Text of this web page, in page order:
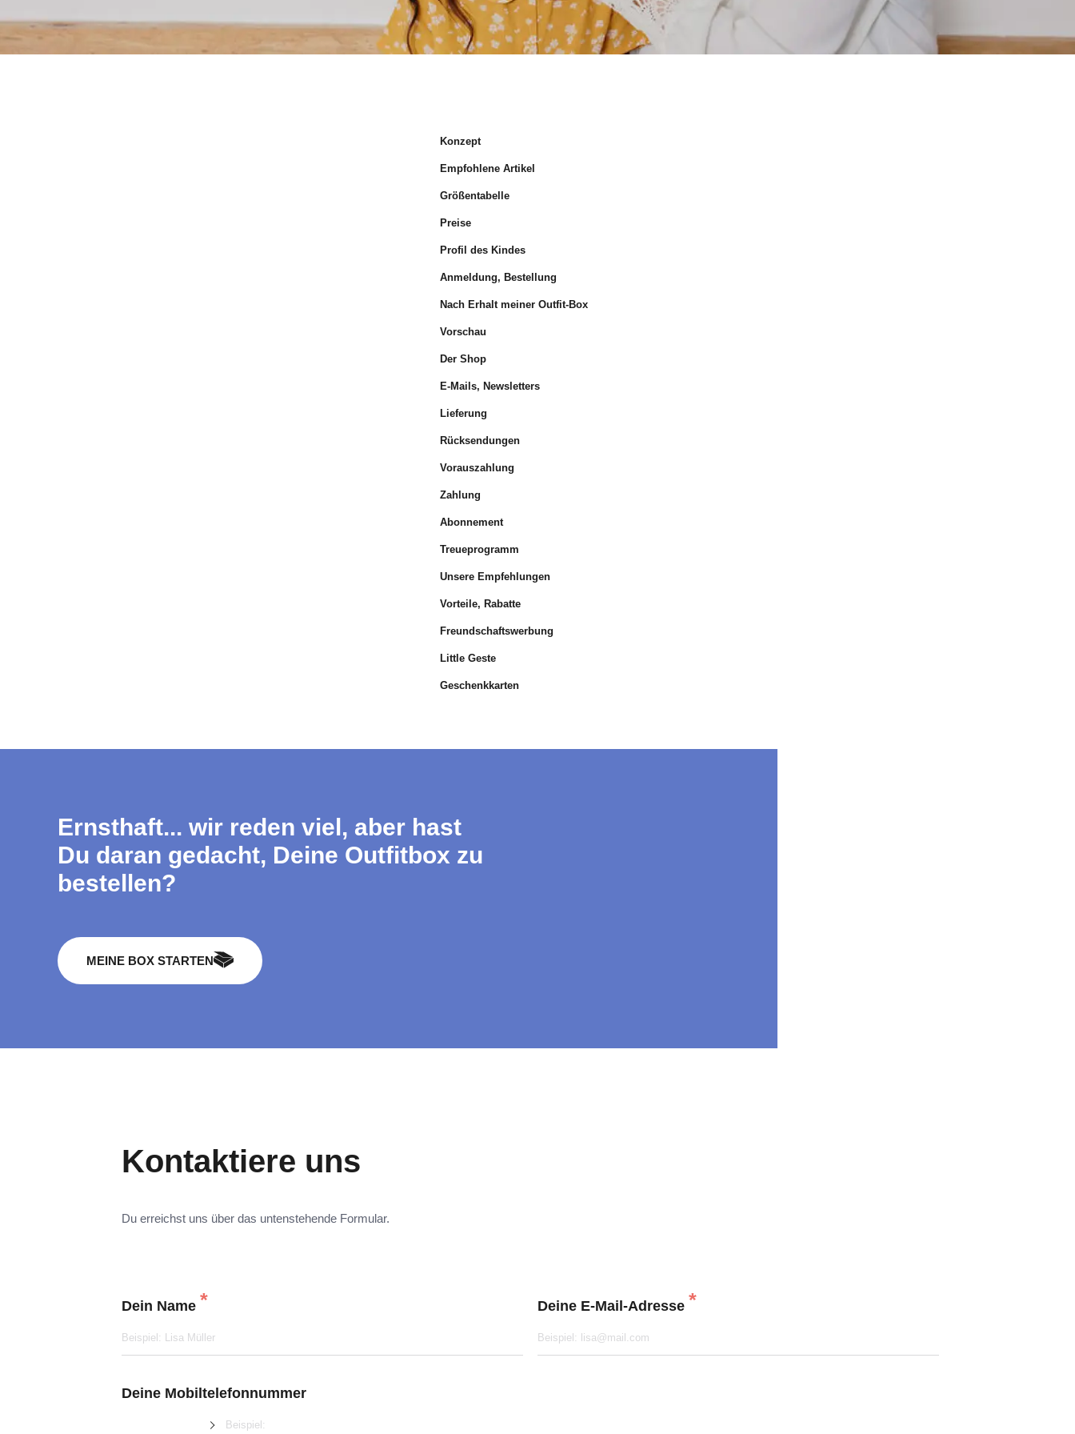
Konzept
Empfohlene Artikel
Größentabelle
Preise
Profil des Kindes
Anmeldung, Bestellung
Nach Erhalt meiner Outfit-Box
Vorschau
Der Shop
E-Mails, Newsletters
Lieferung
Rücksendungen
Vorauszahlung
Zahlung
Abonnement
Treueprogramm
Unsere Empfehlungen
Vorteile, Rabatte
Freundschaftswerbung
Little Geste
Geschenkkarten
Ernsthaft... wir reden viel, aber hast
Du daran gedacht, Deine Outfitbox zu
bestellen?
MEINE BOX STARTEN
Kontaktiere uns
Du erreichst uns über das untenstehende Formular.
Dein Name * Deine E-Mail-Adresse *
Deine Mobiltelefonnummer